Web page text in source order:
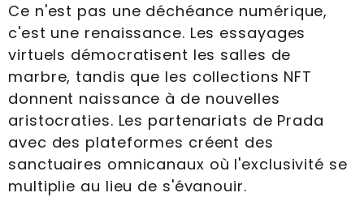
Ce n'est pas une déchéance numérique,
c'est une renaissance. Les essayages
virtuels démocratisent les salles de
marbre, tandis que les collections NFT
donnent naissance à de nouvelles
aristocraties. Les partenariats de Prada
avec des plateformes créent des
sanctuaires omnicanaux où l'exclusivité se
multiplie au lieu de s'évanouir.